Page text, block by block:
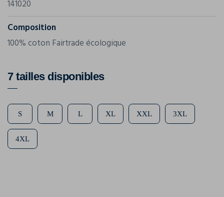
141020
Composition
100% coton Fairtrade écologique
7 tailles disponibles
S M L XL XXL 3XL
4XL